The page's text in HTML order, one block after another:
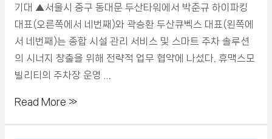
기대 ▲서울시 중구 동대문 두산타워에서 박준규 하이파킹
대표(오른쪽에서 네번째)와 곽승환 두산큐벡스 대표(왼쪽에
서 네번째)는 종합 시설 관리 서비스 및 스마트 주차 솔루션
의 시너지 창출을 위해 전략적 업무 협약에 나섰다. 휴맥스모
빌리티의 주차장 운영 …
Read More »